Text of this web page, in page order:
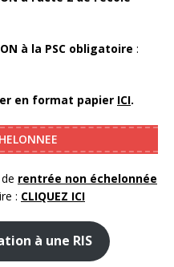
à la PSC obligatoire :
en format papier ICI.
rentrée non échelonnée
: CLIQUEZ ICI
à une RIS